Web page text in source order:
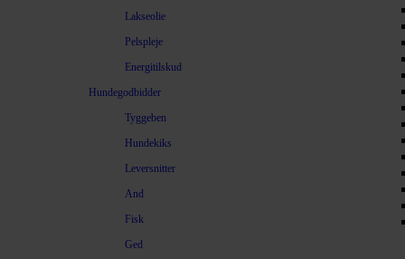
Lakseolie
Pelspleje
Energitilskud
Hundegodbidder
Tyggeben
Hundekiks
Leversnitter
And
Fisk
Ged